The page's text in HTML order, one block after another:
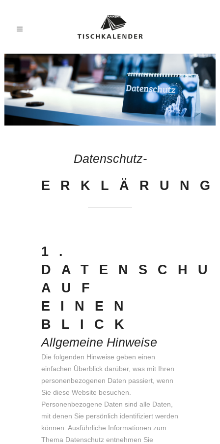
Datenschutz-
ERKLÄRUNG
1.
AUF
EINEN
BLICK
Allgemeine Hinweise
Die folgenden Hinweise geben einen
einfachen Überblick darüber, was mit Ihren
personenbezogenen Daten passiert, wenn
Sie diese Website besuchen.
Personenbezogene Daten sind alle Daten,
mit denen Sie persönlich identifiziert werden
können. Ausführliche Informationen zum
Thema Datenschutz entnehmen Sie